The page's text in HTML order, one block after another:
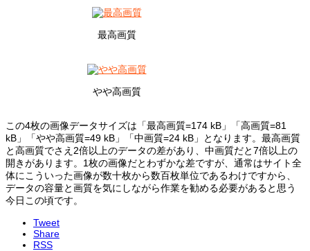
最高画質
やや高画質
この4枚の画像データサイズは「最高画質=174 kB」「高画質=81
kB」「やや高画質=49 kB」「中画質=24 kB」となります。最高画質
と高画質でさえ2倍以上のデータの差があり、中画質だと7倍以上の
開きがあります。1枚の画像だとわずかな差ですが、通常はサイト全
体にこういった画像が数十枚から数百枚単位であるわけですから、
データの容量と画質を気にしながら作業を勧める必要があると思う
今日この頃です。
Tweet
Share
RSS